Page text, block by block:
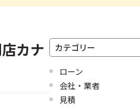
カナ
カテゴリー
ローン
会社・業者
見積